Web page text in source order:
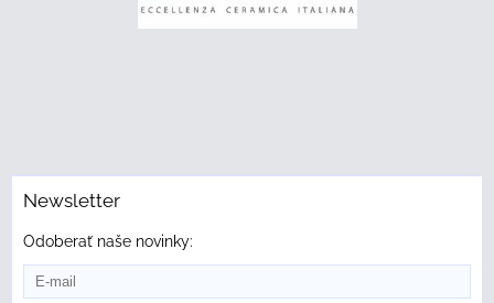
Newsletter
Odoberať naše novinky: